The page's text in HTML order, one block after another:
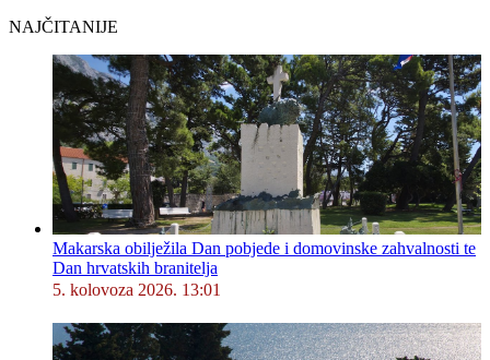
NAJČITANIJE
Makarska obilježila Dan pobjede i domovinske zahvalnosti te
Dan hrvatskih branitelja
5. kolovoza 2026. 13:01